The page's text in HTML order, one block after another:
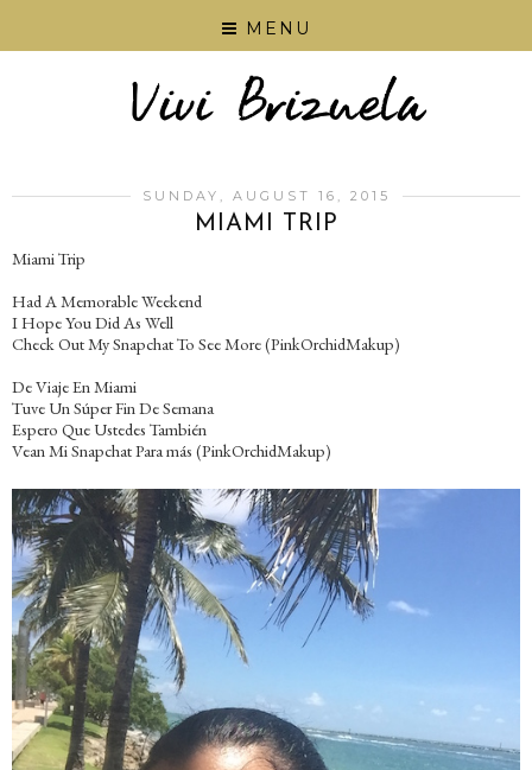
MENU
SUNDAY, AUGUST 16, 2015
MIAMI TRIP
Miami Trip
Had A Memorable Weekend
I Hope You Did As Well
Check Out My Snapchat To See More (PinkOrchidMakup)
De Viaje En Miami
Tuve Un Súper Fin De Semana
Espero Que Ustedes También
Vean Mi Snapchat Para más (PinkOrchidMakup)